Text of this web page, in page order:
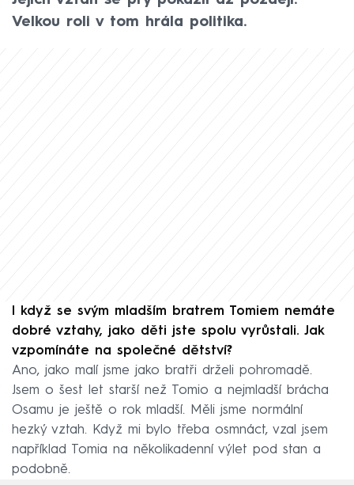
Velkou roli v tom hrála politika.
I když se svým mladším bratrem Tomiem nemáte
dobré vztahy, jako děti jste spolu vyrůstali. Jak
vzpomínáte na společné dětství?
Ano, jako malí jsme jako bratři drželi pohromadě.
Jsem o šest let starší než Tomio a nejmladší brácha
Osamu je ještě o rok mladší. Měli jsme normální
hezký vztah. Když mi bylo třeba osmnáct, vzal jsem
například Tomia na několikadenní výlet pod stan a
podobně.